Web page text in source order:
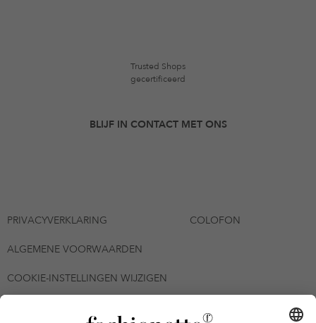
Trusted Shops
gecertificeerd
BLIJF IN CONTACT MET ONS
PRIVACYVERKLARING COLOFON
ALGEMENE VOORWAARDEN
COOKIE-INSTELLINGEN WIJZIGEN